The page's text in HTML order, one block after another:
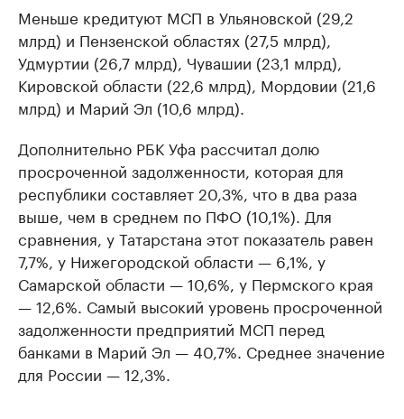
Меньше кредитуют МСП в Ульяновской (29,2
млрд) и Пензенской областях (27,5 млрд),
Удмуртии (26,7 млрд), Чувашии (23,1 млрд),
Кировской области (22,6 млрд), Мордовии (21,6
млрд) и Марий Эл (10,6 млрд).
Дополнительно РБК Уфа рассчитал долю
просроченной задолженности, которая для
республики составляет 20,3%, что в два раза
выше, чем в среднем по ПФО (10,1%). Для
сравнения, у Татарстана этот показатель равен
7,7%, у Нижегородской области — 6,1%, у
Самарской области — 10,6%, у Пермского края
— 12,6%. Самый высокий уровень просроченной
задолженности предприятий МСП перед
банками в Марий Эл — 40,7%. Среднее значение
для России — 12,3%.